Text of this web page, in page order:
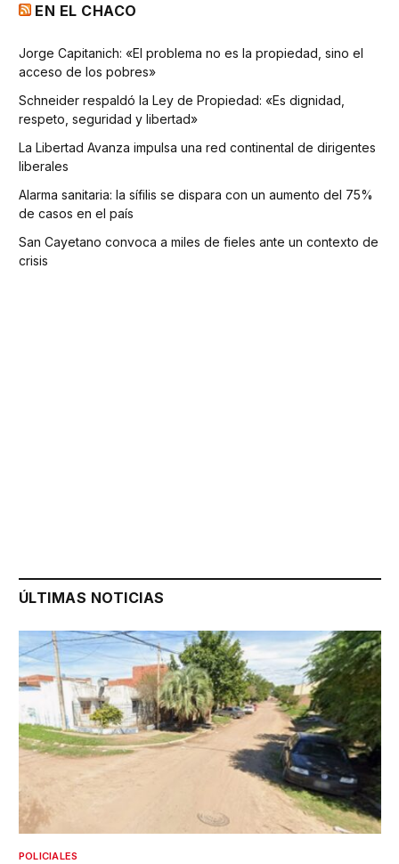
EN EL CHACO
Jorge Capitanich: «El problema no es la propiedad, sino el
acceso de los pobres»
Schneider respaldó la Ley de Propiedad: «Es dignidad,
respeto, seguridad y libertad»
La Libertad Avanza impulsa una red continental de dirigentes
liberales
Alarma sanitaria: la sífilis se dispara con un aumento del 75%
de casos en el país
San Cayetano convoca a miles de fieles ante un contexto de
crisis
ÚLTIMAS NOTICIAS
POLICIALES